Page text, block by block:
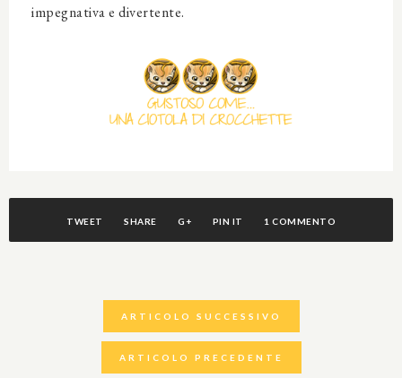
impegnativa e divertente.
TWEET SHARE G+ PIN IT 1 COMMENTO
ARTICOLO SUCCESSIVO
ARTICOLO PRECEDENTE